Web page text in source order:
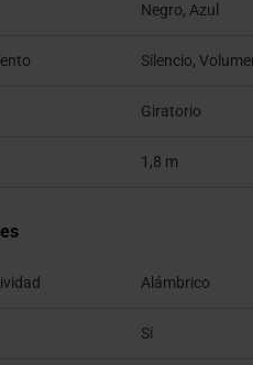
Negro, Azul
Silencio,
Giratorio
1,8 m
Alámbrico
Si